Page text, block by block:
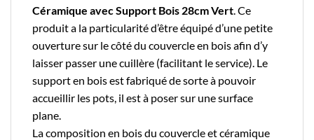
Céramique avec Support Bois 28cm Vert . Ce
produit a la particularité d’être équipé d’une petite
ouverture sur le côté du couvercle en bois afin d’y
laisser passer une cuillère (facilitant le service). Le
support en bois est fabriqué de sorte à pouvoir
accueillir les pots, il est à poser sur une surface
plane.
La composition en bois du couvercle et céramique